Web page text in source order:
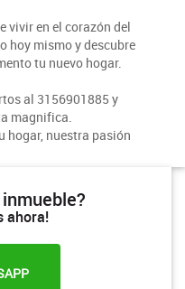
vivir en el corazón del
hoy mismo y descubre
tu nuevo hogar.
al 3156901885 y
magnifica.
hogar, nuestra pasión
ahora!